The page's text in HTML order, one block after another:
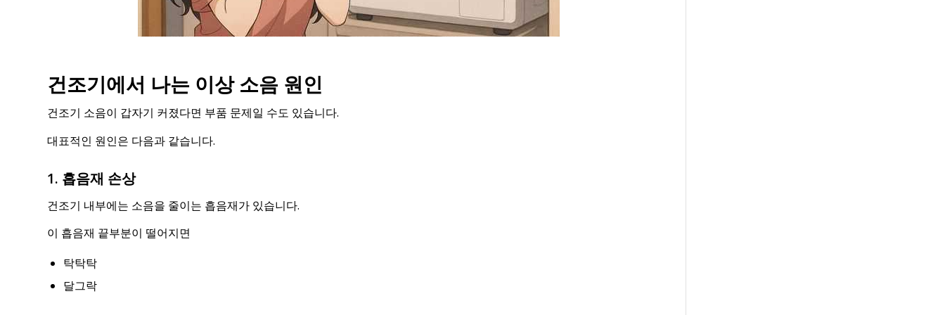
건조기에서 나는 이상 소음 원인
건조기 소음이 갑자기 커졌다면 부품 문제일 수도 있습니다.
대표적인 원인은 다음과 같습니다.
1. 흡음재 손상
건조기 내부에는 소음을 줄이는 흡음재가 있습니다.
이 흡음재 끝부분이 떨어지면
탁탁탁
달그락